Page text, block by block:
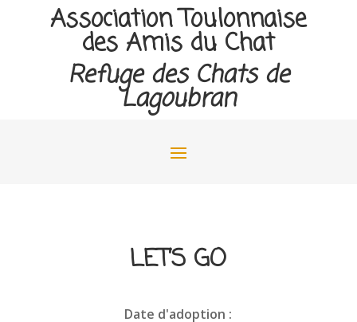
Association Toulonnaise
des Amis du Chat
Refuge des Chats de
Lagoubran
LET’S GO
Date d'adoption :